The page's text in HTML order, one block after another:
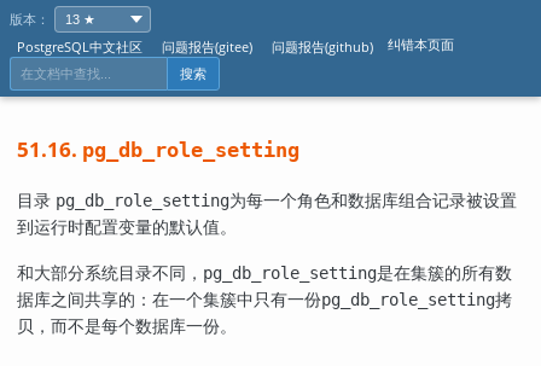
版本：
PostgreSQL中文社区
问题报告(gitee) 问题报告(github) 纠错本页面
搜索
51.16. pg_db_role_setting
目录 pg_db_role_setting为每一个角色和数据库组合记录被设置
到运行时配置变量的默认值。
和大部分系统目录不同， pg_db_role_setting是在集簇的所有数
据库之间共享的：在一个集簇中只有一份pg_db_role_setting拷
贝，而不是每个数据库一份。